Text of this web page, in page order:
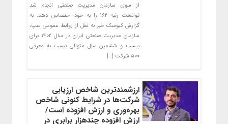
از سوی سازمان مدیریت صنعتی انجام شد
توانست رتبه ۱۶۲ را به خود اختصاص دهد. به
گزارش کیوسک خبر به نقل از روابط عمومی سپ،
سازمان مدیریت صنعتی ایران در سال ۱۴۰۲ برای
بیست و ششمین سال متوالی نسبت به معرفی
۵۰۰ شرکت […]
ارزشمندترین شاخص ارزیابی
شرکت‌ها در شرایط کنونی شاخص
بهره‌وری و ارزش افزوده است/
ارزش افزوده چندهزار برابری در